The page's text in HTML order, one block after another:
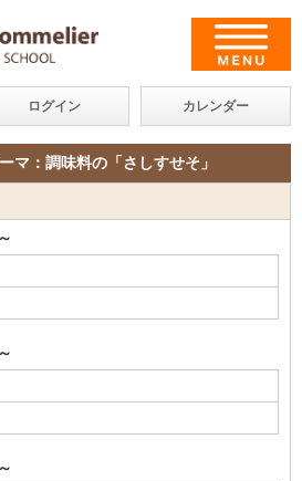
ログイン カレンダー
：調味料の「さしすせそ」